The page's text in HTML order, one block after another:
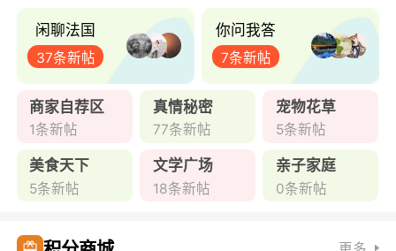
闲聊法国
37条新帖
你问我答
7条新帖
商家自荐区
1条新帖
真情秘密
77条新帖
宠物花草
5条新帖
美食天下
5条新帖
文学广场
18条新帖
亲子家庭
0条新帖